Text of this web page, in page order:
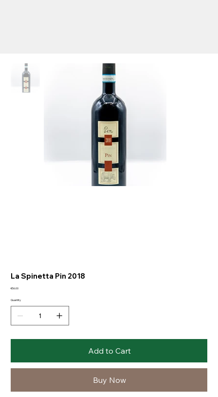
La Spinetta Pin 2018
Price
€56.00
Quantity
Add to Cart
Buy Now